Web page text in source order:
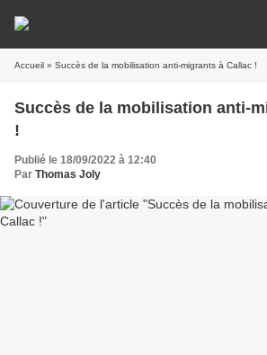
Accueil » Succès de la mobilisation anti-migrants à Callac !
Succès de la mobilisation anti-
!
Publié le 18/09/2022 à 12:40
Par Thomas Joly